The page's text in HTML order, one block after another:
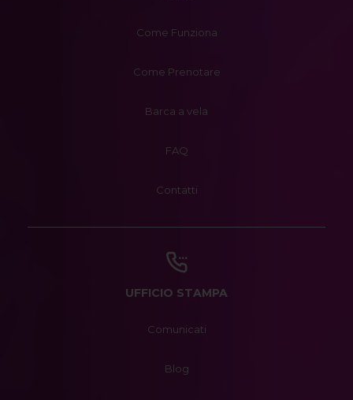
Come Funziona
Come Prenotare
Barca a vela
FAQ
Contatti
UFFICIO STAMPA
Comunicati
Blog